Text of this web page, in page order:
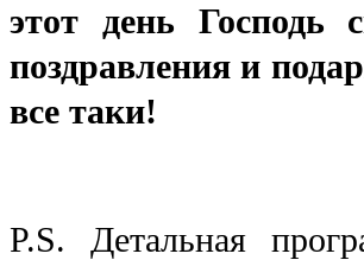
этот день Господь
поздравления и
все таки!
P.S. Детальная